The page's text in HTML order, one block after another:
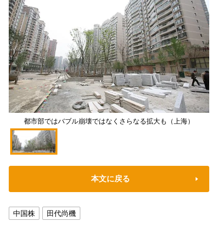
都市部ではバブル崩壊ではなくさらなる拡大も（上海）
本文に戻る
中国株 田代尚機